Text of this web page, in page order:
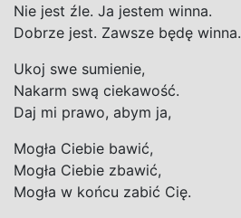
Nie jest źle. Ja jestem winna.
Dobrze jest. Zawsze będę winna.
Ukoj swe sumienie,
Nakarm swą ciekawość.
Daj mi prawo, abym ja,
Mogła Ciebie bawić,
Mogła Ciebie zbawić,
Mogła w końcu zabić Cię.